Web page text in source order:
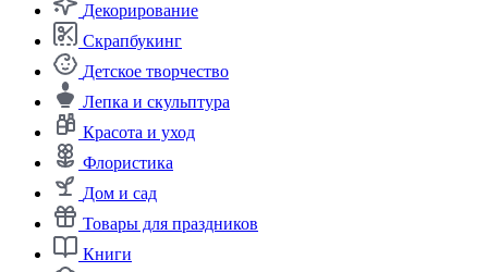
Декорирование
Скрапбукинг
Детское творчество
Лепка и скульптура
Красота и уход
Флористика
Дом и сад
Товары для праздников
Книги